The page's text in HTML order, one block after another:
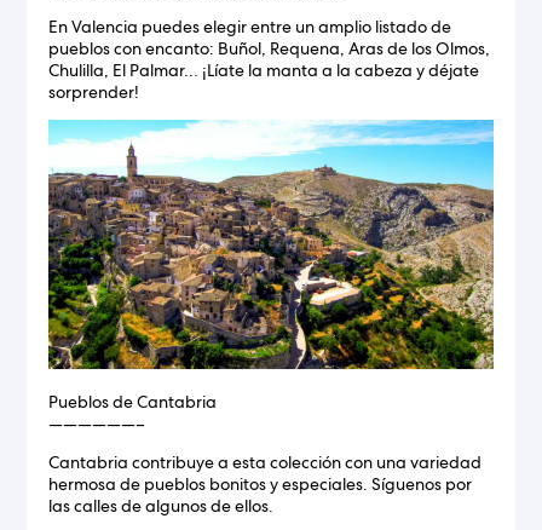
En Valencia puedes elegir entre un amplio listado de
pueblos con encanto: Buñol, Requena, Aras de los Olmos,
Chulilla, El Palmar… ¡Líate la manta a la cabeza y déjate
sorprender!
Pueblos de Cantabria
——————–
Cantabria contribuye a esta colección con una variedad
hermosa de pueblos bonitos y especiales. Síguenos por
las calles de algunos de ellos.